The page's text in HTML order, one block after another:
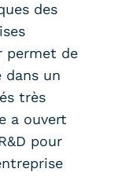
des
permet de
dans un
très
a ouvert
pour